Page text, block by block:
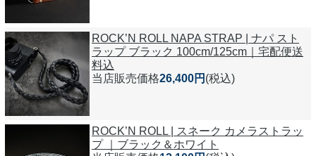
ROCK’N ROLL NAPA STRAP | ナパ スト
ラップ ブラック 100cm/125cm｜宅配便送
料込
当店販売価格26,400円 (税込)
ROCK’N ROLL | スネーク カメラストラッ
プ ｜ブラック＆ホワイト